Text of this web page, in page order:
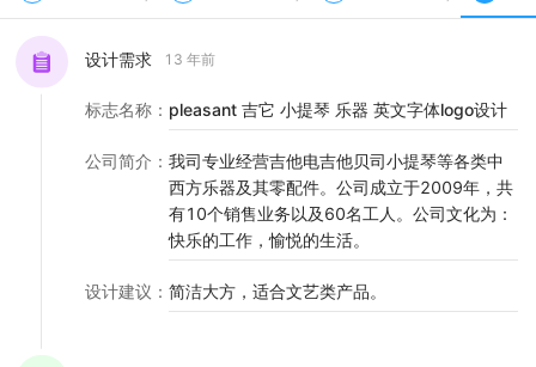
设计需求 13 年前
标志名称 ： pleasant 吉它 小提琴 乐器 英文字体logo设计
公司简介 ： 我司专业经营吉他电吉他贝司小提琴等各类中
西方乐器及其零配件。公司成立于2009年，共
有10个销售业务以及60名工人。公司文化为：
快乐的工作，愉悦的生活。
设计建议 ： 简洁大方，适合文艺类产品。